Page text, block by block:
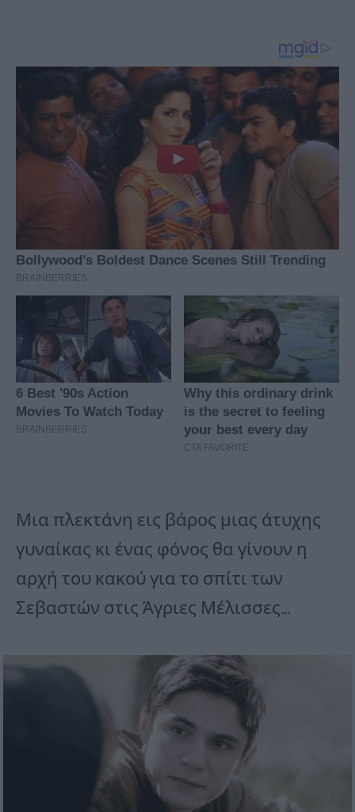
Μια πλεκτάνη εις βάρος μιας άτυχης
γυναίκας κι ένας φόνος θα γίνουν η
αρχή του κακού για το σπίτι των
Σεβαστών στις Άγριες Μέλισσες…